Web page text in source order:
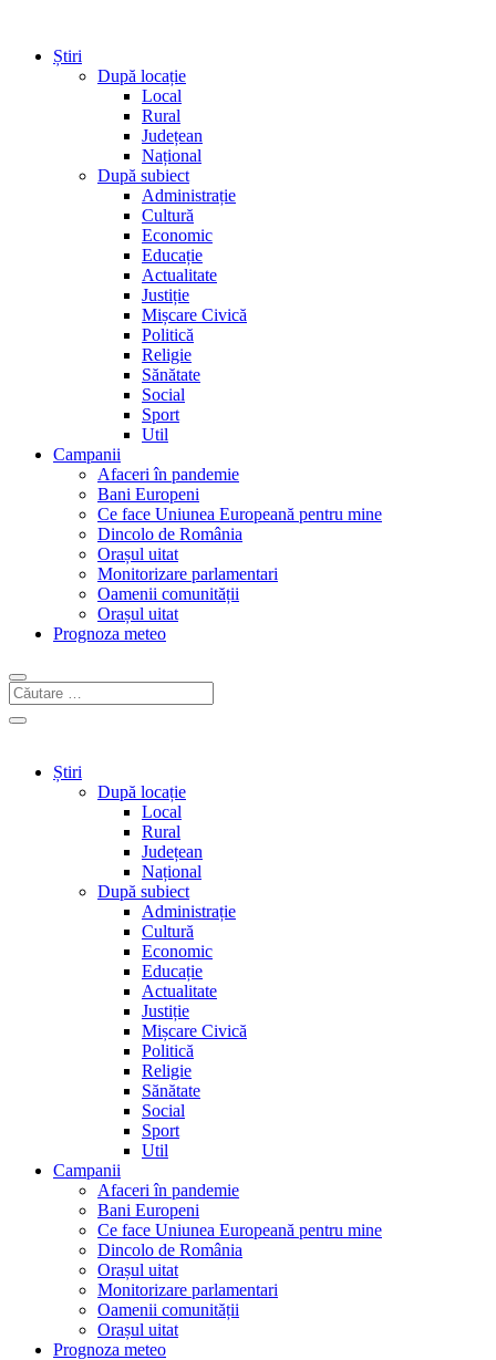
Știri
După locație
Local
Rural
Județean
Național
După subiect
Administrație
Cultură
Economic
Educație
Actualitate
Justiție
Mișcare Civică
Politică
Religie
Sănătate
Social
Sport
Util
Campanii
Afaceri în pandemie
Bani Europeni
Ce face Uniunea Europeană pentru mine
Dincolo de România
Orașul uitat
Monitorizare parlamentari
Oamenii comunității
Orașul uitat
Prognoza meteo
Știri
După locație
Local
Rural
Județean
Național
După subiect
Administrație
Cultură
Economic
Educație
Actualitate
Justiție
Mișcare Civică
Politică
Religie
Sănătate
Social
Sport
Util
Campanii
Afaceri în pandemie
Bani Europeni
Ce face Uniunea Europeană pentru mine
Dincolo de România
Orașul uitat
Monitorizare parlamentari
Oamenii comunității
Orașul uitat
Prognoza meteo